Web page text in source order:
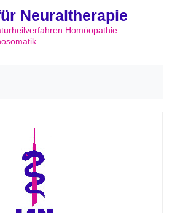
Neuraltherapie
Homöopathie